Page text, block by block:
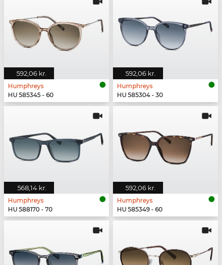
592,06 kr.
Humphreys
HU 585345 - 60
592,06 kr.
Humphreys
HU 585304 - 30
568,14 kr.
Humphreys
HU 588170 - 70
592,06 kr.
Humphreys
HU 585349 - 60